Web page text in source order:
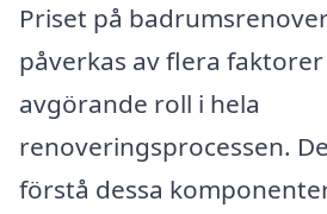
Priset på
påverkas av flera
avgörande roll i hela
renoveringsprocessen.
förstå dessa